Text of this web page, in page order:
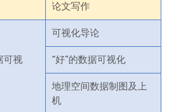
论文写作
可视
可视化导论
“好”的数据可视化
地理空间数据制图及上
机